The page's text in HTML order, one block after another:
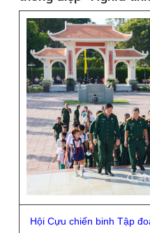
Hội Cựu chiến binh Tập